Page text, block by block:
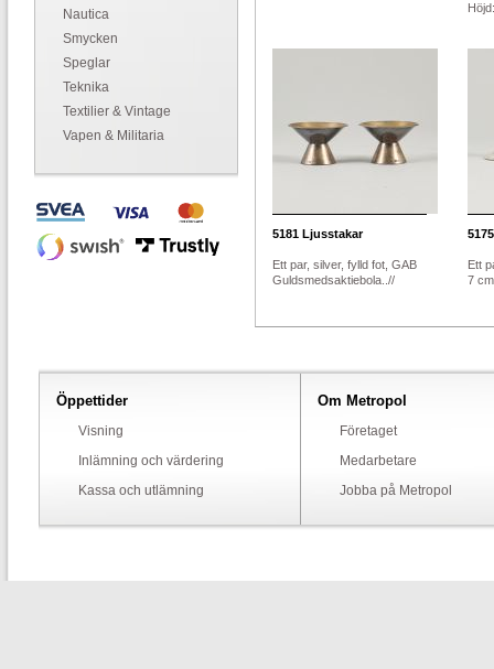
Nautica
Smycken
Speglar
Teknika
Textilier & Vintage
Vapen & Militaria
5181 Ljusstakar
Ett par, silver, fylld fot, GAB
Guldsmedsaktiebola..//
5175
Ett
7
Öppettider
Visning
Inlämning och värdering
Kassa och utlämning
Om Metropol
Företaget
Medarbetare
Jobba på Metropol